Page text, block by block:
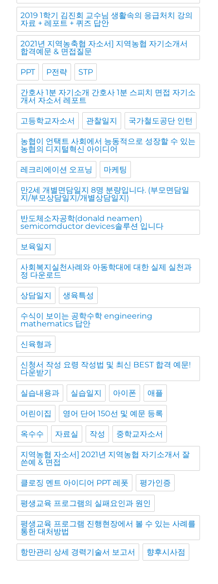
2019 1학기 김진회 교수님 생활속의 응급처치 강의
자료 + 레포트 + 퀴즈 답안
2021년 지역농축협 자소서] 지역농협 자기소개서
합격예문 & 면접질문
PPT P전략 STP
간호사 1분 자기소개 간호사 1분 스피치 면접 자기소
개서 자소서 레포트
고등학교자소서 관찰일지 국가철도공단 인턴
농협이 언택트 사회에서 능동적으로 성장할 수 있는
농협의 디지털혁신 아이디어
레크리에이션 오프닝 마케팅
만2세 개별면담일지 8명 분량입니다. (부모면담일
지/부모상담일지/개별상담일지)
반도체소자공학(donald neamen)
semicomductor devices솔루션 입니다
보육일지
사회복지실천사례와 아동학대에 대한 실제 실천과
정 다운로드
상담일지 생육특성
수식이 보이는 공학수학 engineering
mathematics 답안
신육형과
신청서 작성 요령 작성법 및 최신 BEST 합격 예문!
다운받기
실습내용과 실습일지 아이폰 애플
어린이집 영어 단어 150선 및 예문 등록
옥수수 자료실 작성 중학교자소서
지역농협 자소서] 2021년 지역농협 자기소개서 잘
쓴예 & 면접
클로징 멘트 아이디어 PPT 레폿 평가인증
평생교육 프로그램의 실패요인과 원인
평생교육 프로그램 진행현장에서 볼 수 있는 사례를
통한 대처방법
항만관리 상세 경력기술서 보고서 향후시사점